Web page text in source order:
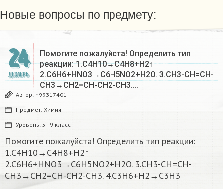
Новые вопросы по предмету:
24
ДЕКАБРЬ
Помогите пожалуйста! Определить тип
реакции: 1.C4H10→C4H8+H2↑
2.C6H6+HNO3→C6H5NO2+H2O. 3.CH3-CH=CH-
CH3→CH2=CH-CH2-CH3….
Автор: h99317401
Предмет: Химия
Уровень: 5 - 9 класс
Помогите пожалуйста! Определить тип реакции:
1.C4H10→C4H8+H2↑
2.C6H6+HNO3→C6H5NO2+H2O. 3.CH3-CH=CH-
CH3→CH2=CH-CH2-CH3. 4.C3H6+H2→C3H3